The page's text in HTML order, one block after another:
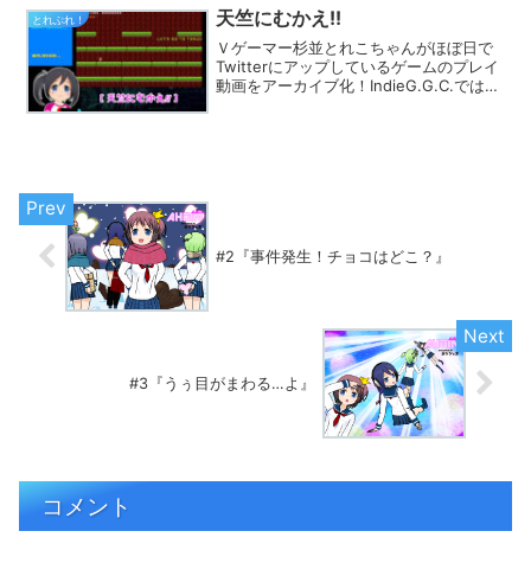
とれぷれ！ 天竺にむかえ!!
Ｖゲーマー杉並とれこちゃんがほぼ日で
Twitterにアップしているゲームのプレイ
動画をアーカイブ化！IndieG.G.C.では
#2『事件発生！チョコはどこ？』
#3『うぅ目がまわる…よ』
コメント